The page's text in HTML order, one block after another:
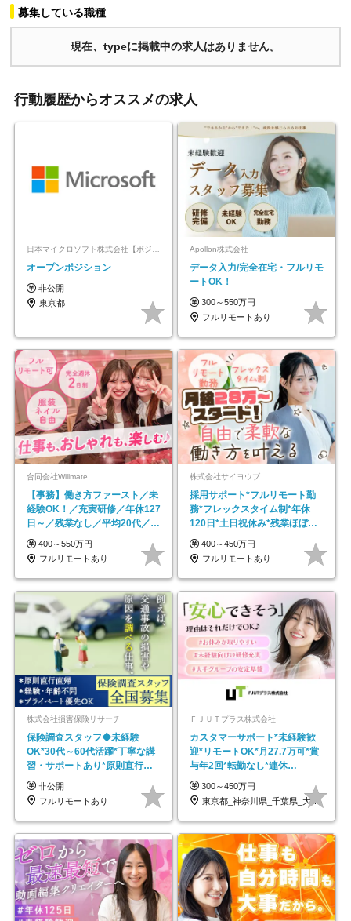
募集している職種
現在、typeに掲載中の求人はありません。
行動履歴からオススメの求人
オープンポジション
非公開
東京都
Apollon株式会社
データ入力/完全在宅・フルリモ
ートOK！
300～550万円
フルリモートあり
合同会社Willmate
【事務】働き方ファースト／未
経験OK！／充実研修／年休127
日～／残業なし／平均20代／リ
モートOK
400～550万円
フルリモートあり
株式会社サイヨウブ
採用サポート*フルリモート勤
務*フレックスタイム制*年休
120日*土日祝休み*残業ほぼな
し*育児中社員8割以上
400～450万円
フルリモートあり
株式会社損害保険リサーチ
保険調査スタッフ◆未経験
OK*30代～60代活躍*丁寧な講
習・サポートあり*原則直行直
帰／全国募集・業務委託
非公開
フルリモートあり
ＦＪＵＴプラス株式会社
カスタマーサポート*未経験歓
迎*リモートOK*月27.7万可*賞
与年2回*転勤なし*連休
OK/ZE010232
300～450万円
東京都_神奈川県_千葉県_大阪府_愛知県…